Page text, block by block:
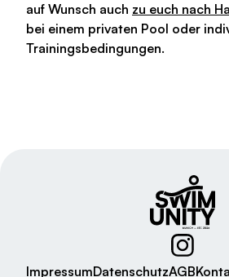
auf Wunsch auch zu euch nach
bei einem privaten Pool oder
Trainingsbedingungen.
ImpressumDatenschutzAGB